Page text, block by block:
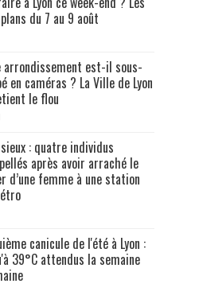
du 7 au 9 août
arrondissement est-il sous-
en caméras ? La Ville de Lyon
le flou
: quatre individus
après avoir arraché le
d’une femme à une station
canicule de l'été à Lyon :
39°C attendus la semaine